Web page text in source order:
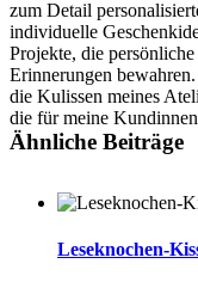
zum Detail
individuelle
Projekte, die
Erinnerungen
die Kulissen meines
die für meine
Ähnliche Beiträge
Leseknochen-